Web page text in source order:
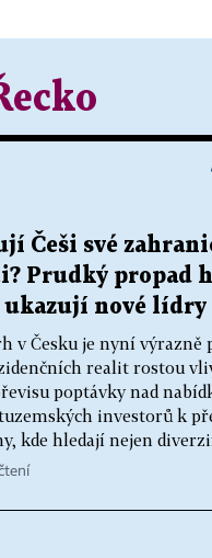
Češi své
Prudký propad
ukazují nové lídry
v Česku je nyní výrazně
realit rostou
poptávky nad
investorů k
kde hledají nejen